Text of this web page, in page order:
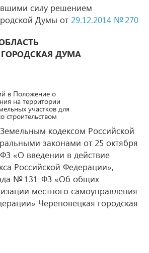
силу решением
Думы от 29.12.2014 № 270
ДУМА
в Положение о
на территории
участков для
строительством
Земельным кодексом Российской
законами от 25 октября
«О введении в действие
Российской Федерации»,
№ 131-ФЗ «Об общих
местного самоуправления
Череповецкая городская